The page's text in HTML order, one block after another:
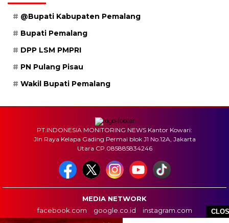
@Bupati Kabupaten Pemalang
Bupati Pemalang
DPP LSM PMPRI
PN Pulang Pisau
Wakil Bupati Pemalang
PT.INDONESIA MONITORING NEWS Kantor Kowari:
Jln Raya Kelapa Gading Permai blok J1 No.12A, Jakarta
Utara CP.085885834246
MEDIA NETWORK
facebook.com
google.co.id
instagram.com